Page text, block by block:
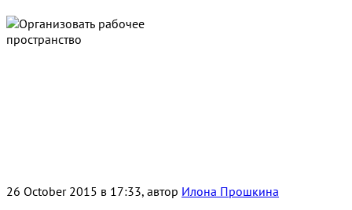
26 October 2015 в 17:33, автор Илона Прошкина